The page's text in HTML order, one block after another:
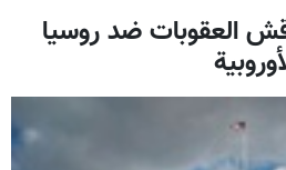
العقوبات ضد روسيا